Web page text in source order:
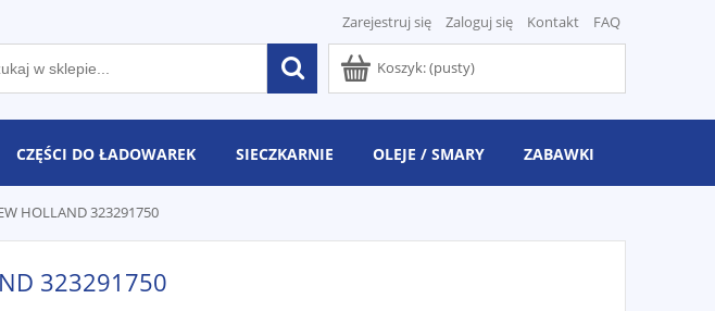
Zarejestruj się Zaloguj się Kontakt FAQ
Koszyk:(pusty)
CZĘŚCI DO ŁADOWAREK SIECZKARNIE OLEJE / SMARY ZABAWKI
HOLLAND 323291750
323291750